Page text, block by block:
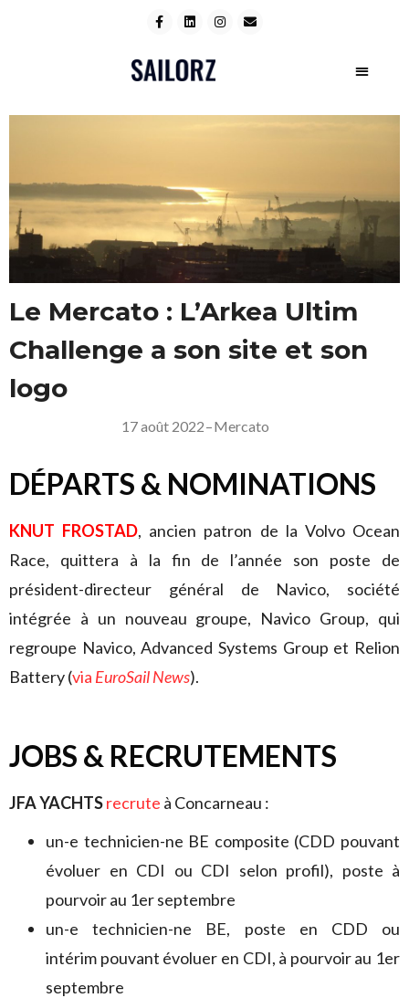
Le Mercato : L’Arkea Ultim
Challenge a son site et son
logo
17 août 2022–Mercato
DÉPARTS & NOMINATIONS
KNUT FROSTAD, ancien patron de la Volvo Ocean
Race, quittera à la fin de l’année son poste de
président-directeur général de Navico, société
intégrée à un nouveau groupe, Navico Group, qui
regroupe Navico, Advanced Systems Group et Relion
Battery (via EuroSail News).
JOBS & RECRUTEMENTS
JFA YACHTSrecrute à Concarneau :
un-e technicien-ne BE composite (CDD pouvant
évoluer en CDI ou CDI selon profil), poste à
pourvoir au 1er septembre
un-e technicien-ne BE, poste en CDD ou
intérim pouvant évoluer en CDI, à pourvoir au 1er
septembre